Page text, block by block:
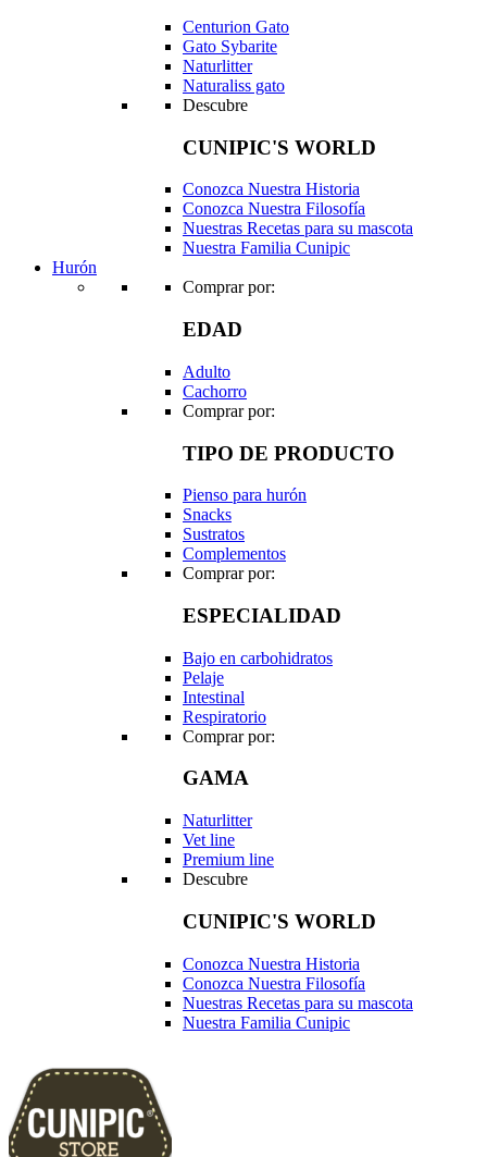
Centurion Gato
Gato Sybarite
Naturlitter
Naturaliss gato
Descubre
CUNIPIC'S WORLD
Conozca Nuestra Historia
Conozca Nuestra Filosofía
Nuestras Recetas para su mascota
Nuestra Familia Cunipic
Hurón
Comprar por:
EDAD
Adulto
Cachorro
Comprar por:
TIPO DE PRODUCTO
Pienso para hurón
Snacks
Sustratos
Complementos
Comprar por:
ESPECIALIDAD
Bajo en carbohidratos
Pelaje
Intestinal
Respiratorio
Comprar por:
GAMA
Naturlitter
Vet line
Premium line
Descubre
CUNIPIC'S WORLD
Conozca Nuestra Historia
Conozca Nuestra Filosofía
Nuestras Recetas para su mascota
Nuestra Familia Cunipic